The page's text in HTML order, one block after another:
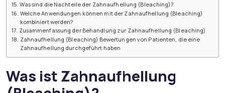
Was sind die Nachteile der Zahnaufhellung (Bleaching)?
Welche Anwendungen können mit der Zahnaufhellung (Bleaching)
kombiniert werden?
Zusammenfassung der Behandlung zur Zahnaufhellung (Bleaching)
Zahnaufhellung (Bleaching) Bewertungen von Patienten, die eine
Zahnaufhellung durchgeführt haben
Was ist Zahnaufhellung